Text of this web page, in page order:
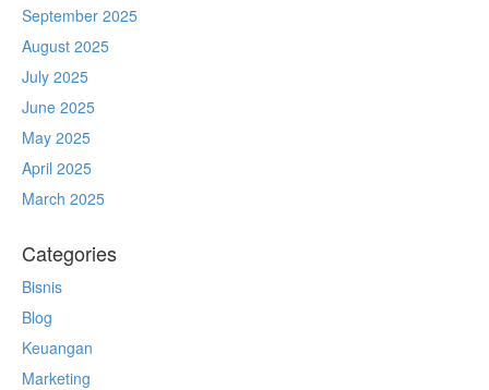
September 2025
August 2025
July 2025
June 2025
May 2025
April 2025
March 2025
Categories
Bisnis
Blog
Keuangan
Marketing